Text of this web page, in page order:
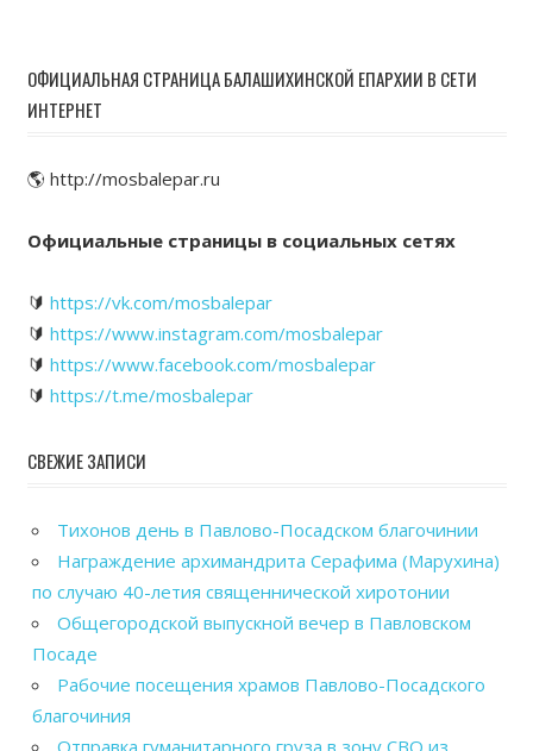
ОФИЦИАЛЬНАЯ СТРАНИЦА БАЛАШИХИНСКОЙ ЕПАРХИИ В СЕТИ
ИНТЕРНЕТ
🌎 http://mosbalepar.ru
Официальные страницы в социальных сетях
🔰 https://vk.com/mosbalepar
🔰 https://www.instagram.com/mosbalepar
🔰 https://www.facebook.com/mosbalepar
🔰 https://t.me/mosbalepar
СВЕЖИЕ ЗАПИСИ
Тихонов день в Павлово-Посадском благочинии
Награждение архимандрита Серафима (Марухина)
по случаю 40-летия священнической хиротонии
Общегородской выпускной вечер в Павловском
Посаде
Рабочие посещения храмов Павлово-Посадского
благочиния